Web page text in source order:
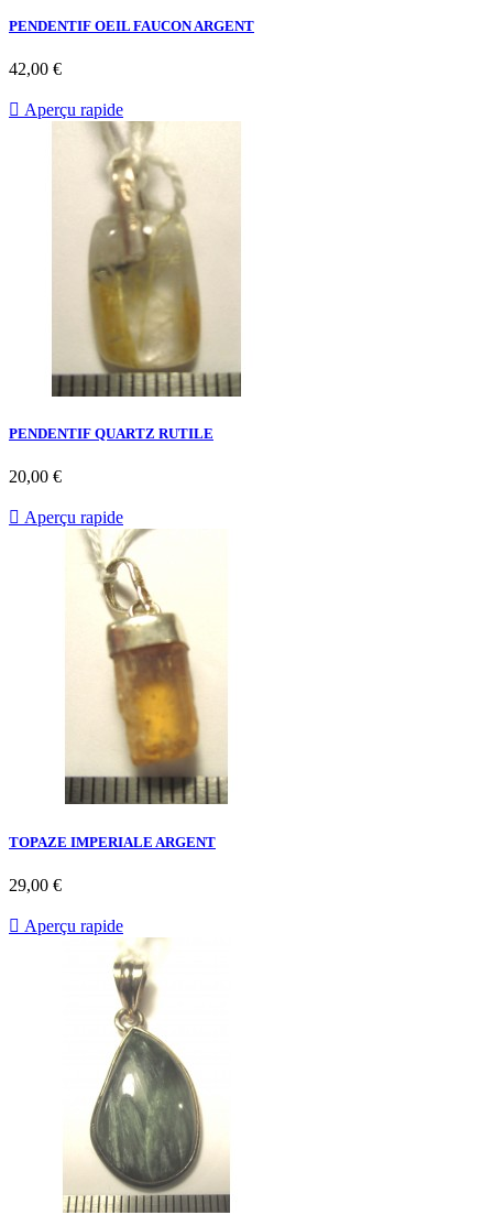
PENDENTIF OEIL FAUCON ARGENT
42,00 €
 Aperçu rapide
PENDENTIF QUARTZ RUTILE
20,00 €
 Aperçu rapide
TOPAZE IMPERIALE ARGENT
29,00 €
 Aperçu rapide